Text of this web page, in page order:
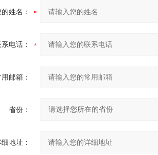
姓名：
电话：
邮箱：
省份：
地址：